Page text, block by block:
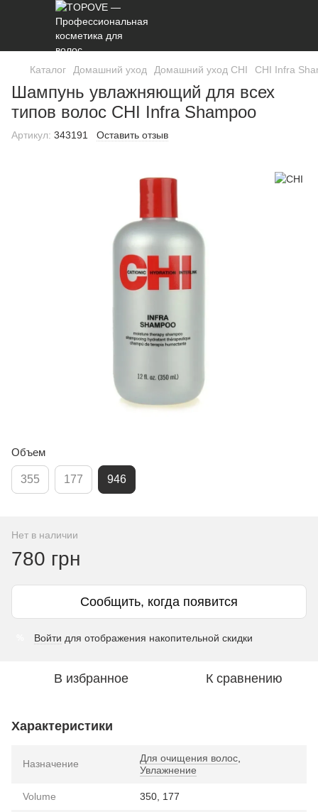
Каталог Домашний уход Домашний уход CHI CHI Infra
Шампунь увлажняющий для всех
типов волос CHI Infra Shampoo
Артикул: 343191 Оставить отзыв
Объем
355 177 946
Нет в наличии
780 грн
Сообщить, когда появится
Войти для отображения накопительной скидки
В избранное К сравнению
Характеристики
Назначение Для очищения волос,
Увлажнение
Volume 350, 177